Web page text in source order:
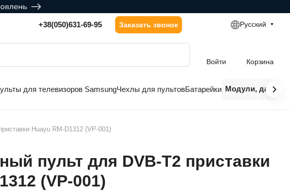
+38(050)631-69-95 Заказать звонок Русский
Войти Корзина
для телевизоров SamsungЧехлы для пультовБатарейки Модули,
Huayu RM-D1312 (VP-001)
пульт для DVB-T2 приставки
(VP-001)